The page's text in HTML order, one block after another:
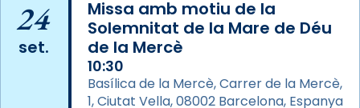
Photo
View on Facebook · Share
Arquebisbat de Barcelona
2 weeks ago
24
set.
Missa amb motiu de la
Solemnitat de la Mare de Déu
de la Mercè
10:30
Basílica de la Mercè, Carrer de la Mercè,
1, Ciutat Vella, 08002 Barcelona, Espanya